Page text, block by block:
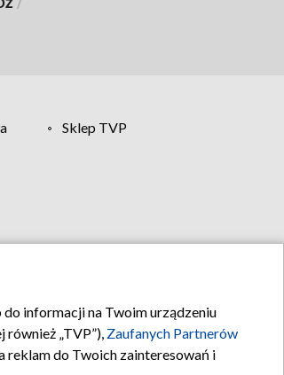
/
Sklep TVP
informacji na Twoim urządzeniu
„TVP”), Zaufanych Partnerów
reklam do Twoich zainteresowań i